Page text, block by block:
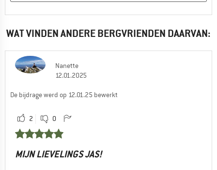
WAT VINDEN ANDERE BERGVRIENDEN DAARVAN:
Nanette
12.01.2025
De bijdrage werd op 12.01.25 bewerkt
2 0
MIJN LIEVELINGS JAS!